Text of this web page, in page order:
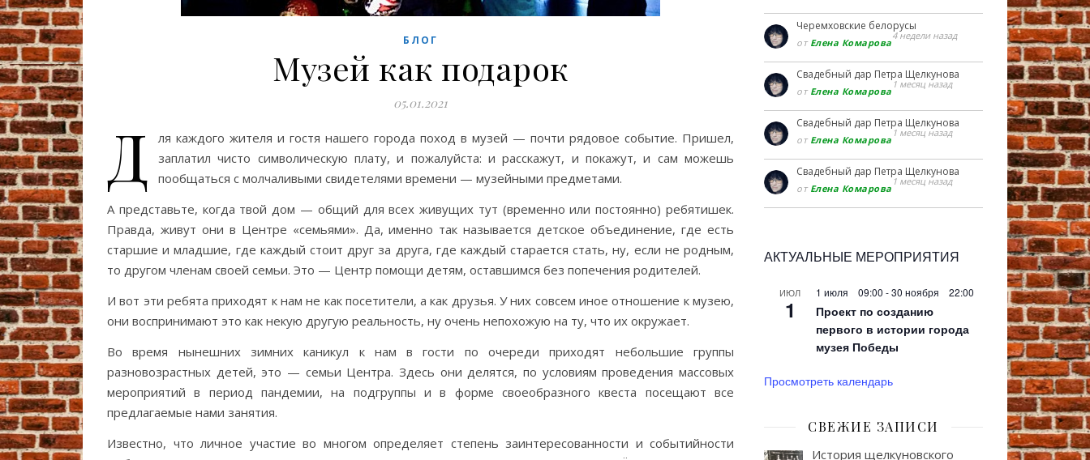
БЛОГ
Музей как подарок
05.01.2021
Д
ля каждого жителя и гостя нашего города поход в музей — почти рядовое событие. Пришел,
заплатил чисто символическую плату, и пожалуйста: и расскажут, и покажут, и сам можешь
пообщаться с молчаливыми свидетелями времени — музейными предметами.
А представьте, когда твой дом — общий для всех живущих тут (временно или постоянно) ребятишек.
Правда, живут они в Центре «семьями». Да, именно так называется детское объединение, где есть
старшие и младшие, где каждый стоит друг за друга, где каждый старается стать, ну, если не родным,
то другом членам своей семьи. Это — Центр помощи детям, оставшимся без попечения родителей.
И вот эти ребята приходят к нам не как посетители, а как друзья. У них совсем иное отношение к музею,
они воспринимают это как некую другую реальность, ну очень непохожую на ту, что их окружает.
Во время нынешних зимних каникул к нам в гости по очереди приходят небольшие группы
разновозрастных детей, это — семьи Центра. Здесь они делятся, по условиям проведения массовых
мероприятий в период пандемии, на подгруппы и в форме своеобразного квеста посещают все
предлагаемые нами занятия.
Известно, что личное участие во многом определяет степень заинтересованности и событийности
Черемховские белорусы
от Елена Комарова
4 недели назад
Свадебный дар Петра Щелкунова
от Елена Комарова
1 месяц назад
Свадебный дар Петра Щелкунова
от Елена Комарова
1 месяц назад
Свадебный дар Петра Щелкунова
от Елена Комарова
1 месяц назад
АКТУАЛЬНЫЕ МЕРОПРИЯТИЯ
ИЮЛ
1
1 июля 09:00 -30 ноября 22:00
Проект по созданию
первого в истории города
музея Победы
Просмотреть календарь
СВЕЖИЕ ЗАПИСИ
История щелкуновского